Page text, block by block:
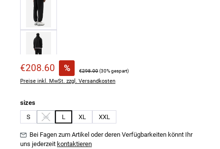
Verkaufspreis:
€208.60 % Regulärer Preis:
€298.00(30% gespart)
Preise inkl. MwSt. zzgl. Versandkosten
sizesauswählen
S
M
(Diese Option ist zurzeit nicht verfügbar.)
L XL XXL
Bei Fagen zum Artikel oder deren Verfügbarkeiten könnt Ihr
uns jederzeit kontaktieren